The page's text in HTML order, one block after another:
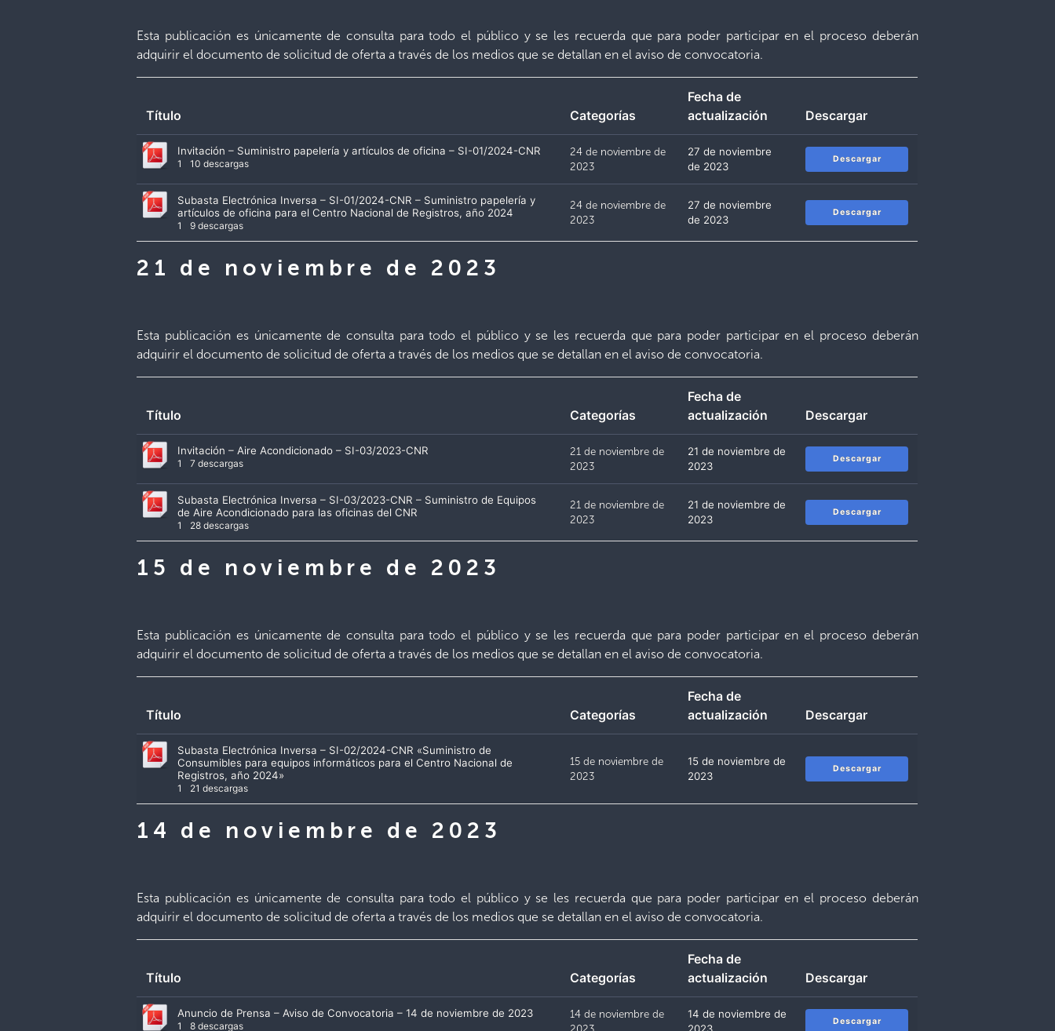
Esta publicación es únicamente de consulta para todo el público y se les recuerda que para poder participar en el proceso deberán
adquirir el documento de solicitud de oferta a través de los medios que se detallan en el aviso de convocatoria.
Título Categorías
Fecha de
actualización
Descargar
Invitación – Suministro papelería y artículos de oficina – SI-01/2024-CNR
1 10 descargas
24 de noviembre de
2023
27 de noviembre
de 2023
Descargar
Subasta Electrónica Inversa – SI-01/2024-CNR – Suministro papelería y
artículos de oficina para el Centro Nacional de Registros, año 2024
1 9 descargas
24 de noviembre de
2023
27 de noviembre
de 2023
Descargar
21 de noviembre de 2023
Esta publicación es únicamente de consulta para todo el público y se les recuerda que para poder participar en el proceso deberán
adquirir el documento de solicitud de oferta a través de los medios que se detallan en el aviso de convocatoria.
Título Categorías
Fecha de
actualización
Descargar
Invitación – Aire Acondicionado – SI-03/2023-CNR
1 7 descargas
21 de noviembre de
2023
21 de noviembre de
2023
Descargar
Subasta Electrónica Inversa – SI-03/2023-CNR – Suministro de Equipos
de Aire Acondicionado para las oficinas del CNR
1 28 descargas
21 de noviembre de
2023
21 de noviembre de
2023
Descargar
15 de noviembre de 2023
Esta publicación es únicamente de consulta para todo el público y se les recuerda que para poder participar en el proceso deberán
adquirir el documento de solicitud de oferta a través de los medios que se detallan en el aviso de convocatoria.
Título Categorías
Fecha de
actualización
Descargar
Subasta Electrónica Inversa – SI-02/2024-CNR «Suministro de
Consumibles para equipos informáticos para el Centro Nacional de
Registros, año 2024»
1 21 descargas
15 de noviembre de
2023
15 de noviembre de
2023
Descargar
14 de noviembre de 2023
Esta publicación es únicamente de consulta para todo el público y se les recuerda que para poder participar en el proceso deberán
adquirir el documento de solicitud de oferta a través de los medios que se detallan en el aviso de convocatoria.
Título Categorías
Fecha de
actualización
Descargar
Anuncio de Prensa – Aviso de Convocatoria – 14 de noviembre de 2023
1 8 descargas
14 de noviembre de
14 de noviembre de
Descargar